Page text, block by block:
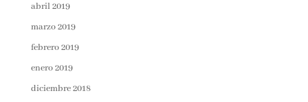
abril 2019
marzo 2019
febrero 2019
enero 2019
diciembre 2018